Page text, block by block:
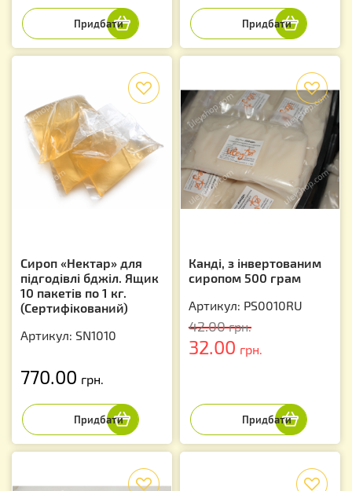
Сироп «Нектар» для
підгодівлі бджіл. Ящик
10 пакетів по 1 кг.
(Сертифікований)
Артикул: SN1010
770.00 грн.
Канді, з інвертованим
сиропом 500 грам
Артикул: PS0010RU
42.00грн.
32.00 грн.